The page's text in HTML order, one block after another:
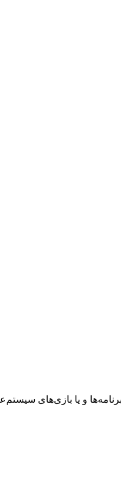
و یا بازی‌های